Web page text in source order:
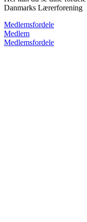
Danmarks Lærerforening
Medlemsfordele
Medlem
Medlemsfordele